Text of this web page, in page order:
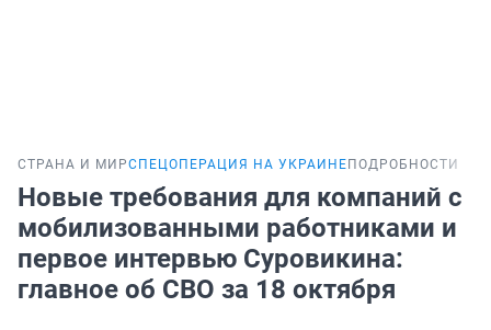
СТРАНА И МИРСПЕЦОПЕРАЦИЯ НА УКРАИНЕ ПОДРОБНОСТИ
Новые требования для компаний с
мобилизованными работниками и
первое интервью Суровикина:
главное об СВО за 18 октября